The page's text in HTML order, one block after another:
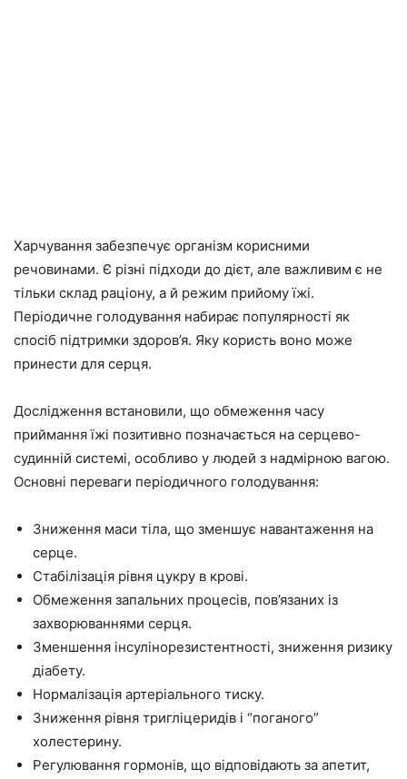
Харчування забезпечує організм корисними
речовинами. Є різні підходи до дієт, але важливим є не
тільки склад раціону, а й режим прийому їжі.
Періодичне голодування набирає популярності як
спосіб підтримки здоров’я. Яку користь воно може
принести для серця.
Дослідження встановили, що обмеження часу
приймання їжі позитивно позначається на серцево-
судинній системі, особливо у людей з надмірною вагою.
Основні переваги періодичного голодування:
Зниження маси тіла, що зменшує навантаження на
серце.
Стабілізація рівня цукру в крові.
Обмеження запальних процесів, пов’язаних із
захворюваннями серця.
Зменшення інсулінорезистентності, зниження ризику
діабету.
Нормалізація артеріального тиску.
Зниження рівня тригліцеридів і “поганого”
холестерину.
Регулювання гормонів, що відповідають за апетит,